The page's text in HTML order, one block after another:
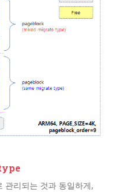
리되는 것과 동일하게,